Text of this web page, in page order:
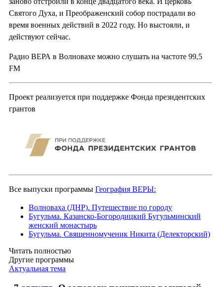
Святого Духа, и Преображенский собор пострадали во
время военных действий в 2022 году. Но выстояли, и
действуют сейчас.
Радио ВЕРА в Волновахе можно слушать на частоте 99,5
FM
Проект реализуется при поддержке Фонда президентских
грантов
Все выпуски программы География ВЕРЫ:
Волноваха (ДНР). Путешествие по городу
Бугульма. Казанско-Богородицкий Бугульминский
женский монастырь
Бугульма. Священномученик Никита (Делекторский)
Читать полностью
Другие программы
Актуальная тема